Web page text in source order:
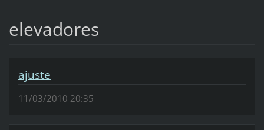
elevadores
ajuste
11/03/2010 20:35